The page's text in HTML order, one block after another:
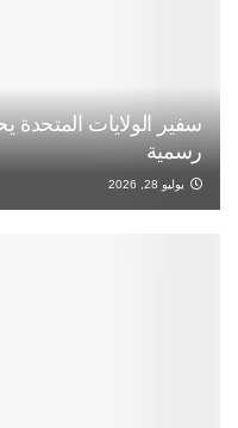
سفير الولايات المتحدة
رسمية
يوليو 28, 2026